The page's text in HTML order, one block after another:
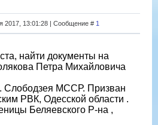
2017, 13:01:28 | Сообщение # 1
найти документы на
Петра Михайловича
Слободзея МССР. Призван
РВК, Одесской области .
Беляевского Р-на ,